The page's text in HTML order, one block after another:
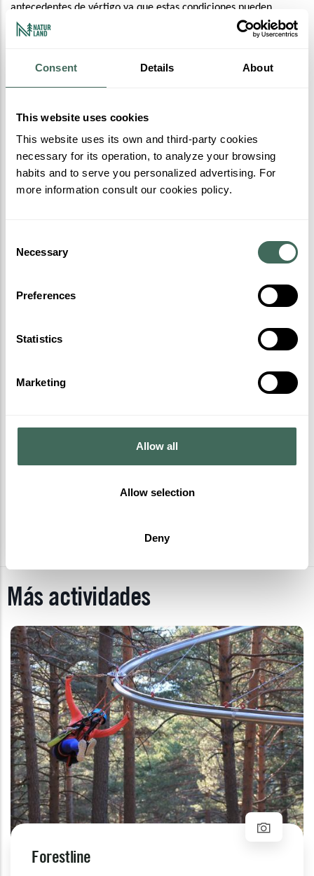
Consent Details About
This website uses cookies
This website uses its own and third-party cookies
necessary for its operation, to analyze your browsing
habits and to serve you personalized advertising. For
more information consult our cookies policy.
Selection
Necessary
Preferences
Statistics
Marketing
Allow all
Allow selection
Deny
antecedentes de vértigo ya que estas condiciones pueden
incrementar el riesgo durante la actividad
problemas circulatorios graves.
Personas con lesiones recientes (últimos 6 meses) o
Personas bajo influencia del alcohol, drogas o
medicamentos que puedan alterar la capacidad de
reacción, el equilibrio y el juicio.
Más actividades
Forestline